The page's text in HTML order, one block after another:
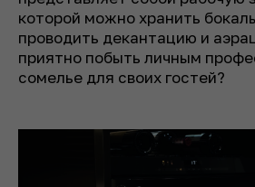
которой можно хранить
проводить декантацию и
приятно побыть личным
сомелье для своих гостей?